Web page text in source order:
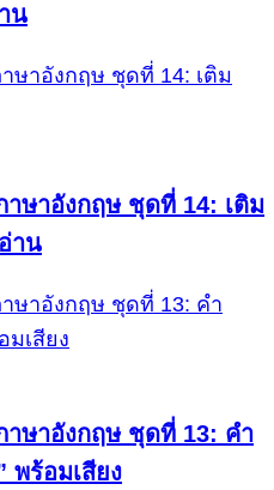
น
ษาอังกฤษ ชุดที่ 14: เติม
าน
ษาอังกฤษ ชุดที่ 13: คำ
พร้อมเสียง